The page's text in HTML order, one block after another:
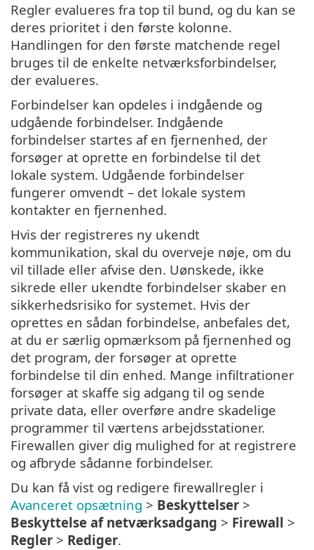
Regler evalueres fra top til bund, og du kan se
deres prioritet i den første kolonne.
Handlingen for den første matchende regel
bruges til de enkelte netværksforbindelser,
der evalueres.
Forbindelser kan opdeles i indgående og
udgående forbindelser. Indgående
forbindelser startes af en fjernenhed, der
forsøger at oprette en forbindelse til det
lokale system. Udgående forbindelser
fungerer omvendt – det lokale system
kontakter en fjernenhed.
Hvis der registreres ny ukendt
kommunikation, skal du overveje nøje, om du
vil tillade eller afvise den. Uønskede, ikke
sikrede eller ukendte forbindelser skaber en
sikkerhedsrisiko for systemet. Hvis der
oprettes en sådan forbindelse, anbefales det,
at du er særlig opmærksom på fjernenhed og
det program, der forsøger at oprette
forbindelse til din enhed. Mange infiltrationer
forsøger at skaffe sig adgang til og sende
private data, eller overføre andre skadelige
programmer til værtens arbejdsstationer.
Firewallen giver dig mulighed for at registrere
og afbryde sådanne forbindelser.
Du kan få vist og redigere firewallregler i
Avanceret opsætning > Beskyttelser >
Beskyttelse af netværksadgang > Firewall >
Regler > Rediger.